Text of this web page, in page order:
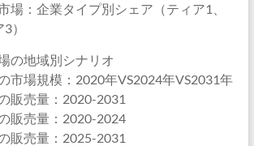
場：企業タイプ別シェア（ティア1、
）
の地域別シナリオ
市場規模：2020年VS2024年VS2031年
販売量：2020-2031
販売量：2020-2024
販売量：2025-2031